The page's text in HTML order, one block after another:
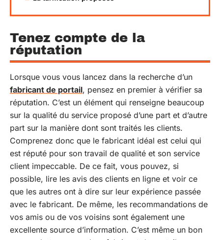
Tenez compte de la
réputation
Lorsque vous vous lancez dans la recherche d’un
fabricant de portail, pensez en premier à vérifier sa
réputation. C’est un élément qui renseigne beaucoup
sur la qualité du service proposé d’une part et d’autre
part sur la manière dont sont traités les clients.
Comprenez donc que le fabricant idéal est celui qui
est réputé pour son travail de qualité et son service
client impeccable. De ce fait, vous pouvez, si
possible, lire les avis des clients en ligne et voir ce
que les autres ont à dire sur leur expérience passée
avec le fabricant. De même, les recommandations de
vos amis ou de vos voisins sont également une
excellente source d’information. C’est même un bon